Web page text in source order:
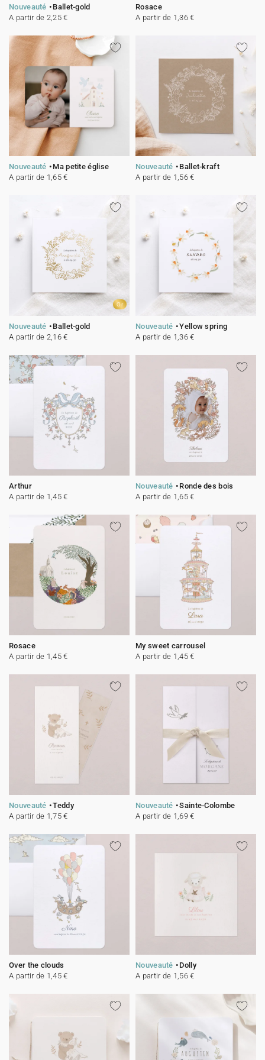
Nouveauté
Ballet-gold
A partir de 2,25 €
Rosace
A partir de 1,36 €
Nouveauté
Ma petite église
A partir de 1,65 €
Nouveauté
Ballet-kraft
A partir de 1,56 €
Or
Nouveauté
Ballet-gold
A partir de 2,16 €
Nouveauté
Yellow spring
A partir de 1,36 €
Arthur
A partir de 1,45 €
Nouveauté
Ronde des bois
A partir de 1,65 €
Rosace
A partir de 1,45 €
My sweet carrousel
A partir de 1,45 €
Nouveauté
Teddy
A partir de 1,75 €
Nouveauté
Sainte-Colombe
A partir de 1,69 €
Over the clouds
A partir de 1,45 €
Nouveauté
Dolly
A partir de 1,56 €